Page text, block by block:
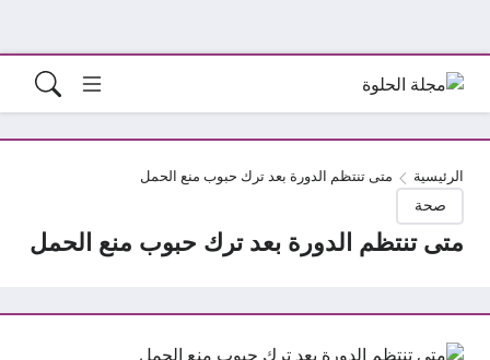
الرئيسية متى تنتظم الدورة بعد ترك حبوب منع الحمل
صحة
متى تنتظم الدورة بعد ترك حبوب منع الحمل